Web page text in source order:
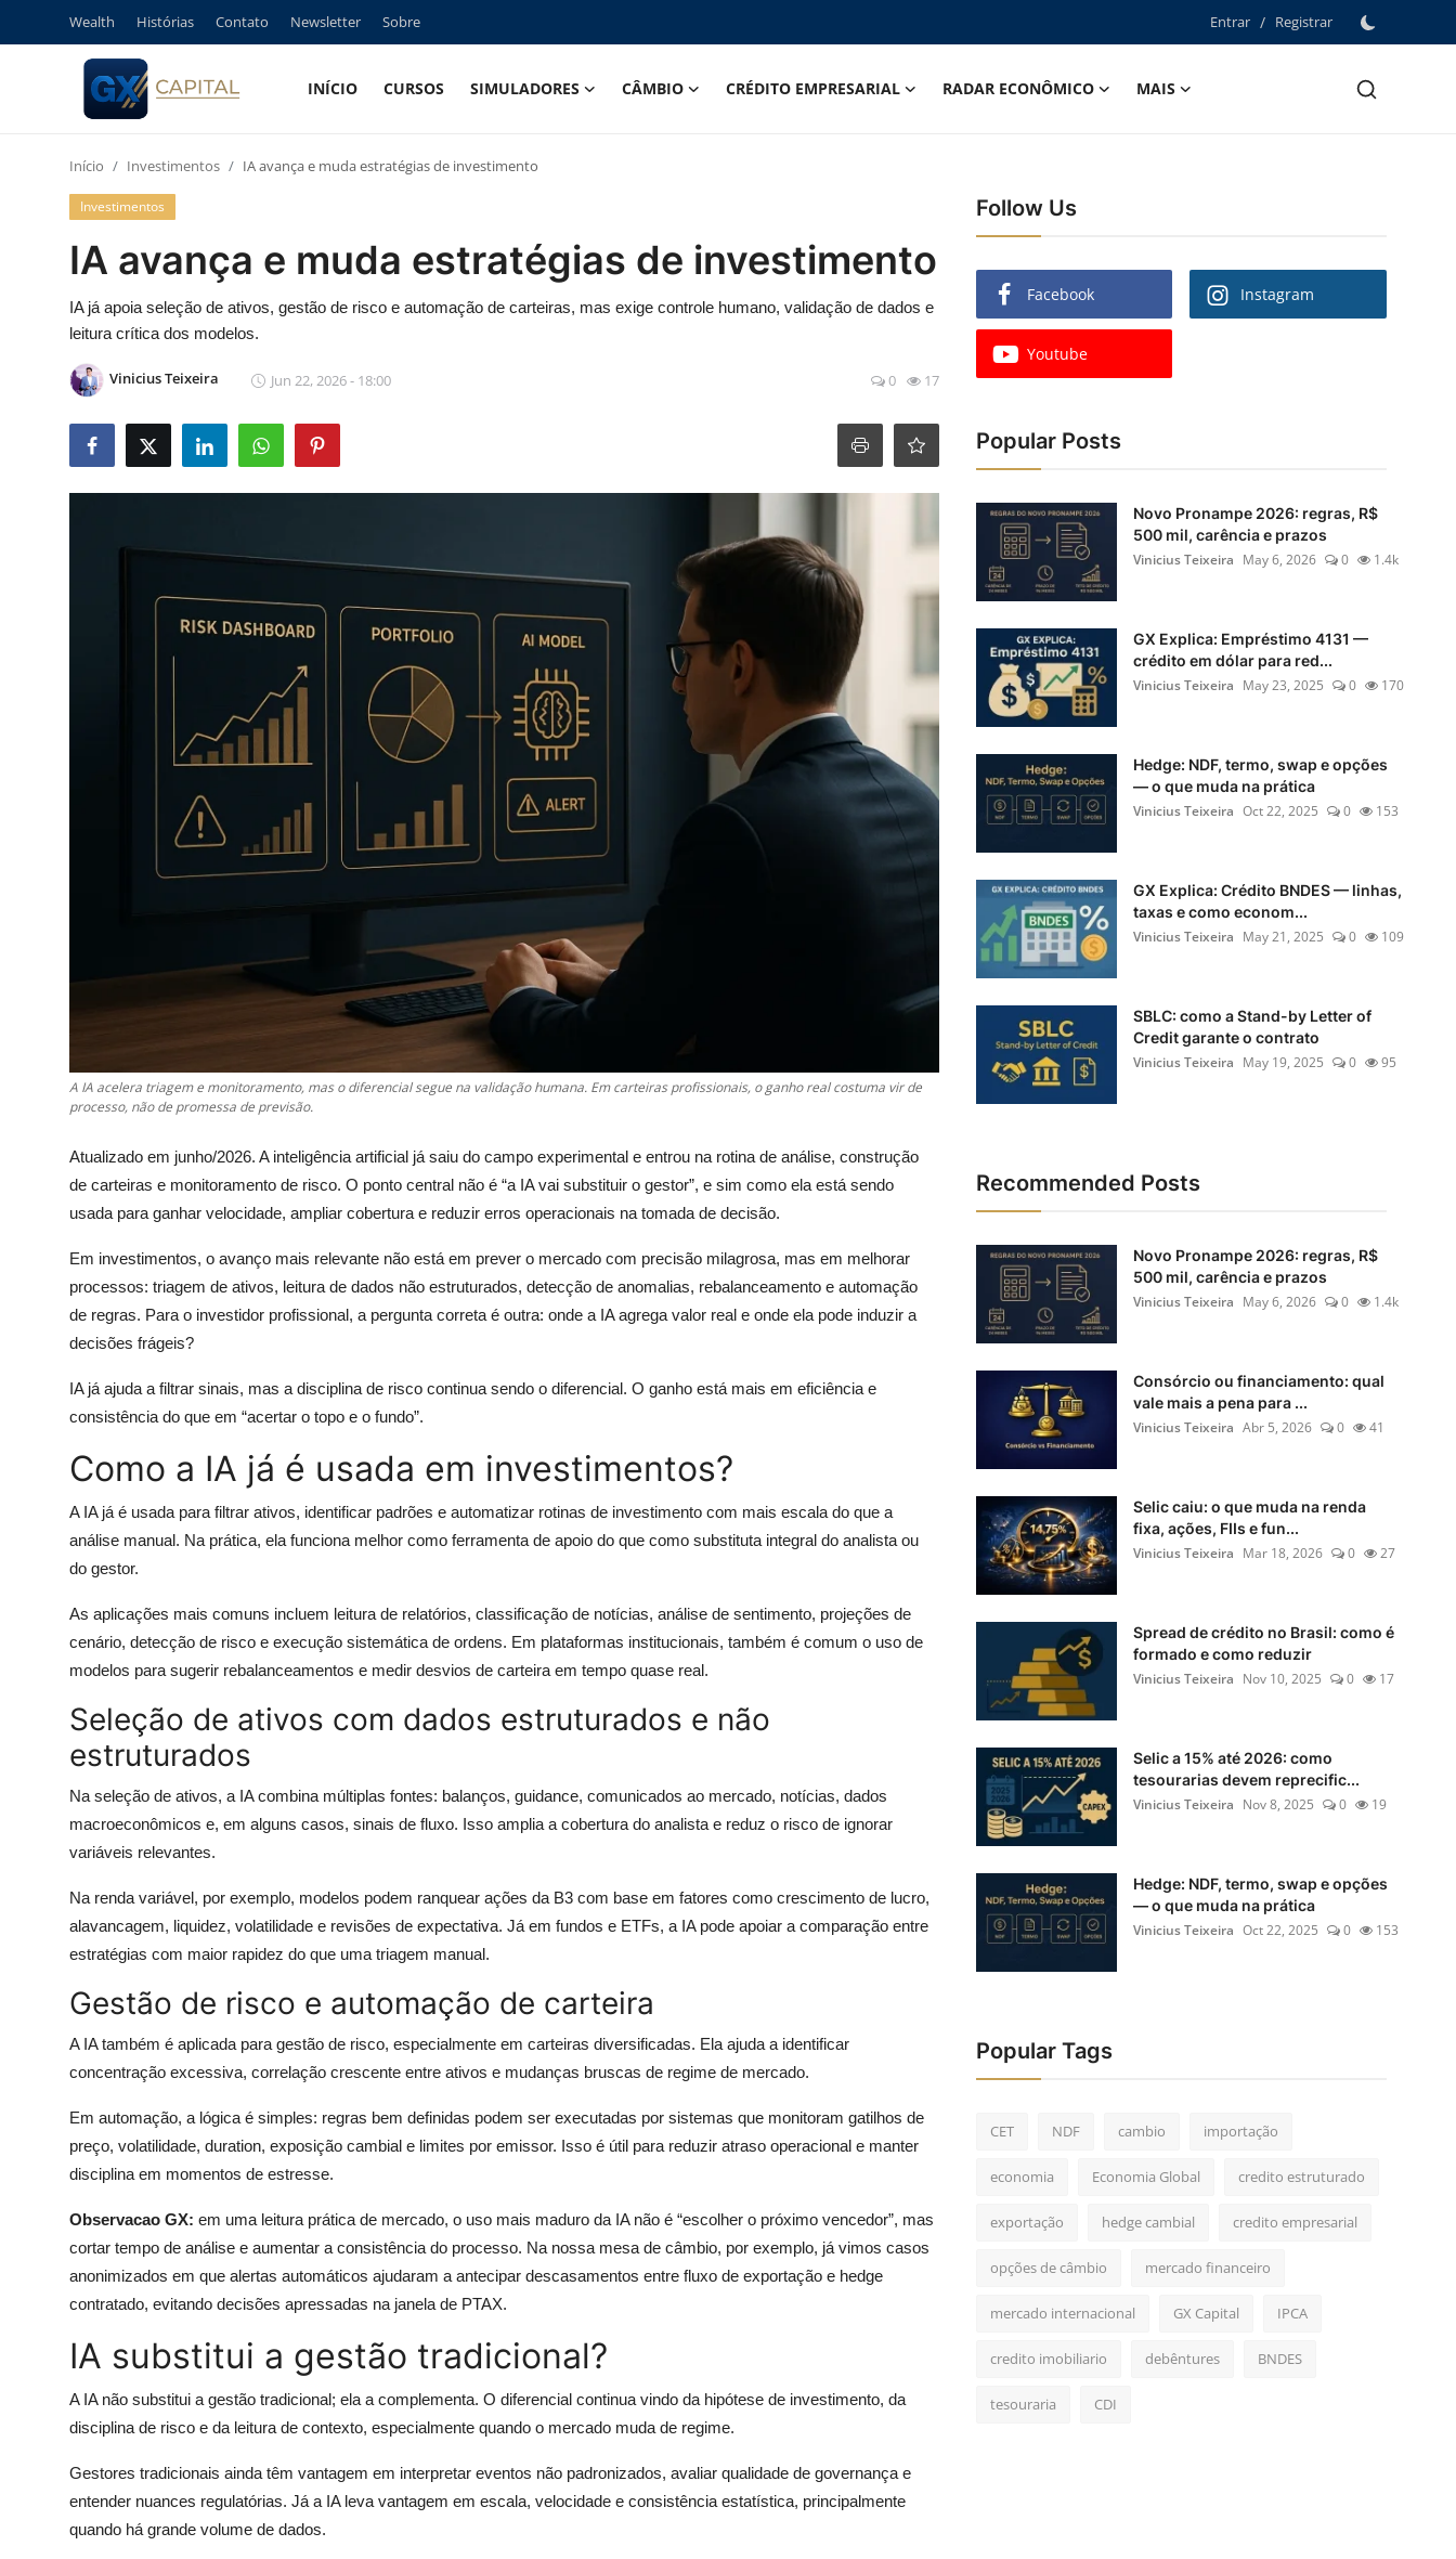
Wealth Histórias Contato Newsletter Sobre Entrar / Registrar
INÍCIO CURSOS SIMULADORES CÂMBIO CRÉDITO EMPRESARIAL RADAR ECONÔMICO
MAIS
Entrar
Wealth
Histórias
Crédito Empresarial
Início Investimentos IA avança e muda estratégias de investimento
Investimentos
IA avança e muda estratégias de investimento
IA já apoia seleção de ativos, gestão de risco e automação de carteiras, mas exige controle humano, validação de dados e
leitura crítica dos modelos.
Vinicius Teixeira Jun 22, 2026 - 18:00 0 17
A IA acelera triagem e monitoramento, mas o diferencial segue na validação humana. Em carteiras profissionais, o ganho real costuma vir de
processo, não de promessa de previsão.
Atualizado em junho/2026. A inteligência artificial já saiu do campo experimental e entrou na rotina de análise, construção
de carteiras e monitoramento de risco. O ponto central não é “a IA vai substituir o gestor”, e sim como ela está sendo
usada para ganhar velocidade, ampliar cobertura e reduzir erros operacionais na tomada de decisão.
Em investimentos, o avanço mais relevante não está em prever o mercado com precisão milagrosa, mas em melhorar
processos: triagem de ativos, leitura de dados não estruturados, detecção de anomalias, rebalanceamento e automação
de regras. Para o investidor profissional, a pergunta correta é outra: onde a IA agrega valor real e onde ela pode induzir a
decisões frágeis?
IA já ajuda a filtrar sinais, mas a disciplina de risco continua sendo o diferencial. O ganho está mais em eficiência e
consistência do que em “acertar o topo e o fundo”.
Como a IA já é usada em investimentos?
A IA já é usada para filtrar ativos, identificar padrões e automatizar rotinas de investimento com mais escala do que a
análise manual. Na prática, ela funciona melhor como ferramenta de apoio do que como substituta integral do analista ou
do gestor.
As aplicações mais comuns incluem leitura de relatórios, classificação de notícias, análise de sentimento, projeções de
cenário, detecção de risco e execução sistemática de ordens. Em plataformas institucionais, também é comum o uso de
modelos para sugerir rebalanceamentos e medir desvios de carteira em tempo quase real.
Seleção de ativos com dados estruturados e não
estruturados
Na seleção de ativos, a IA combina múltiplas fontes: balanços, guidance, comunicados ao mercado, notícias, dados
macroeconômicos e, em alguns casos, sinais de fluxo. Isso amplia a cobertura do analista e reduz o risco de ignorar
variáveis relevantes.
Na renda variável, por exemplo, modelos podem ranquear ações da B3 com base em fatores como crescimento de lucro,
alavancagem, liquidez, volatilidade e revisões de expectativa. Já em fundos e ETFs, a IA pode apoiar a comparação entre
estratégias com maior rapidez do que uma triagem manual.
Gestão de risco e automação de carteira
A IA também é aplicada para gestão de risco, especialmente em carteiras diversificadas. Ela ajuda a identificar
concentração excessiva, correlação crescente entre ativos e mudanças bruscas de regime de mercado.
Em automação, a lógica é simples: regras bem definidas podem ser executadas por sistemas que monitoram gatilhos de
preço, volatilidade, duration, exposição cambial e limites por emissor. Isso é útil para reduzir atraso operacional e manter
disciplina em momentos de estresse.
Observacao GX: em uma leitura prática de mercado, o uso mais maduro da IA não é “escolher o próximo vencedor”, mas
cortar tempo de análise e aumentar a consistência do processo. Na nossa mesa de câmbio, por exemplo, já vimos casos
anonimizados em que alertas automáticos ajudaram a antecipar descasamentos entre fluxo de exportação e hedge
contratado, evitando decisões apressadas na janela de PTAX.
IA substitui a gestão tradicional?
A IA não substitui a gestão tradicional; ela a complementa. O diferencial continua vindo da hipótese de investimento, da
disciplina de risco e da leitura de contexto, especialmente quando o mercado muda de regime.
Gestores tradicionais ainda têm vantagem em interpretar eventos não padronizados, avaliar qualidade de governança e
entender nuances regulatórias. Já a IA leva vantagem em escala, velocidade e consistência estatística, principalmente
quando há grande volume de dados.
Follow Us
Facebook Instagram
Youtube
Popular Posts
Novo Pronampe 2026: regras, R$
500 mil, carência e prazos
Vinicius Teixeira May 6, 2026 0 1.4k
GX Explica: Empréstimo 4131 —
crédito em dólar para red...
Vinicius Teixeira May 23, 2025 0 170
Hedge: NDF, termo, swap e opções
— o que muda na prática
Vinicius Teixeira Oct 22, 2025 0 153
GX Explica: Crédito BNDES — linhas,
taxas e como econom...
Vinicius Teixeira May 21, 2025 0 109
SBLC: como a Stand-by Letter of
Credit garante o contrato
Vinicius Teixeira May 19, 2025 0 95
Recommended Posts
Novo Pronampe 2026: regras, R$
500 mil, carência e prazos
Vinicius Teixeira May 6, 2026 0 1.4k
Consórcio ou financiamento: qual
vale mais a pena para ...
Vinicius Teixeira Abr 5, 2026 0 41
Selic caiu: o que muda na renda
fixa, ações, FIIs e fun...
Vinicius Teixeira Mar 18, 2026 0 27
Spread de crédito no Brasil: como é
formado e como reduzir
Vinicius Teixeira Nov 10, 2025 0 17
Selic a 15% até 2026: como
tesourarias devem reprecific...
Vinicius Teixeira Nov 8, 2025 0 19
Hedge: NDF, termo, swap e opções
— o que muda na prática
Vinicius Teixeira Oct 22, 2025 0 153
Popular Tags
CET NDF cambio importação
economia Economia Global credito estruturado
exportação hedge cambial credito empresarial
opções de câmbio mercado financeiro
mercado internacional GX Capital IPCA
credito imobiliario debêntures BNDES
tesouraria CDI